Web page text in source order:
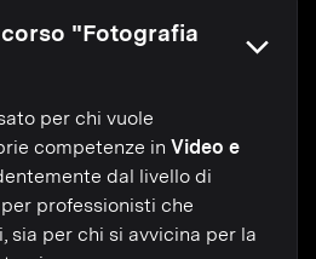
"Fotografia
per chi vuole
competenze in Video e
dal livello di
professionisti che
sia per chi si avvicina per la